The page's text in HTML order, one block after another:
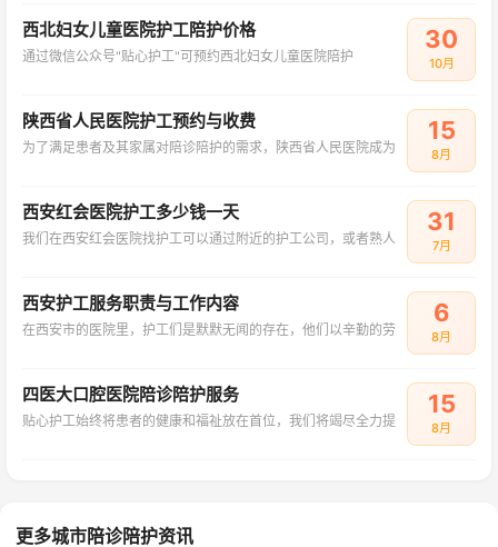
西北妇女儿童医院护工陪护价格
通过微信公众号"贴心护工"可预约西北妇女儿童医院陪护
30
10月
陕西省人民医院护工预约与收费
为了满足患者及其家属对陪诊陪护的需求，陕西省人民医院成为
15
8月
西安红会医院护工多少钱一天
我们在西安红会医院找护工可以通过附近的护工公司，或者熟人
31
7月
西安护工服务职责与工作内容
在西安市的医院里，护工们是默默无闻的存在，他们以辛勤的劳
6
8月
四医大口腔医院陪诊陪护服务
贴心护工始终将患者的健康和福祉放在首位，我们将竭尽全力提
15
8月
更多城市陪诊陪护资讯